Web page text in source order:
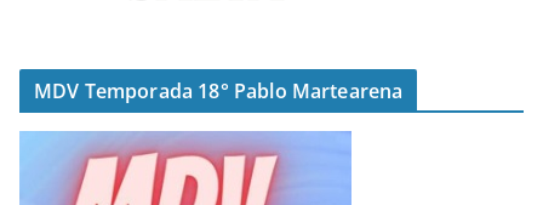
MDV Temporada 18° Pablo Martearena